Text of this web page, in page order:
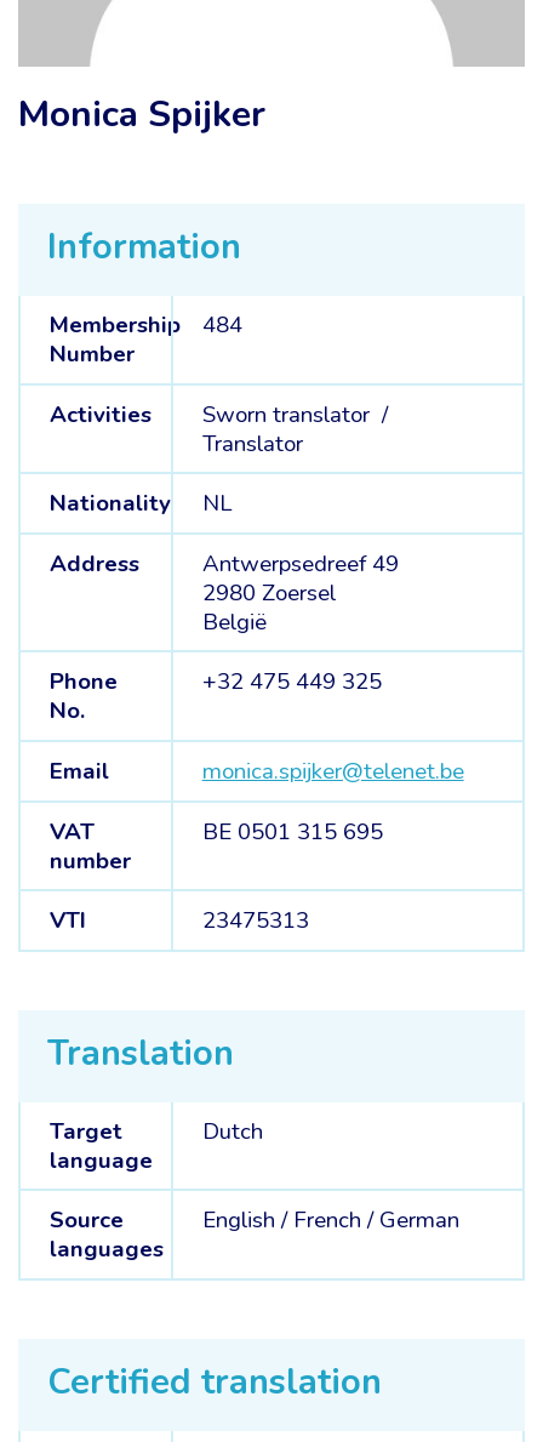
Information
Membership
Number
484
Activities
Sworn translator /
Translator
Nationality
NL
Address
Antwerpsedreef 49
2980 Zoersel
België
Phone
No.
+32 475 449 325
Email
monica.spijker@telenet.be
VAT
number
BE 0501 315 695
VTI 23475313
Translation
Target
language
Dutch
Source
languages
English / French /German
Certified translation
Monica Spijker